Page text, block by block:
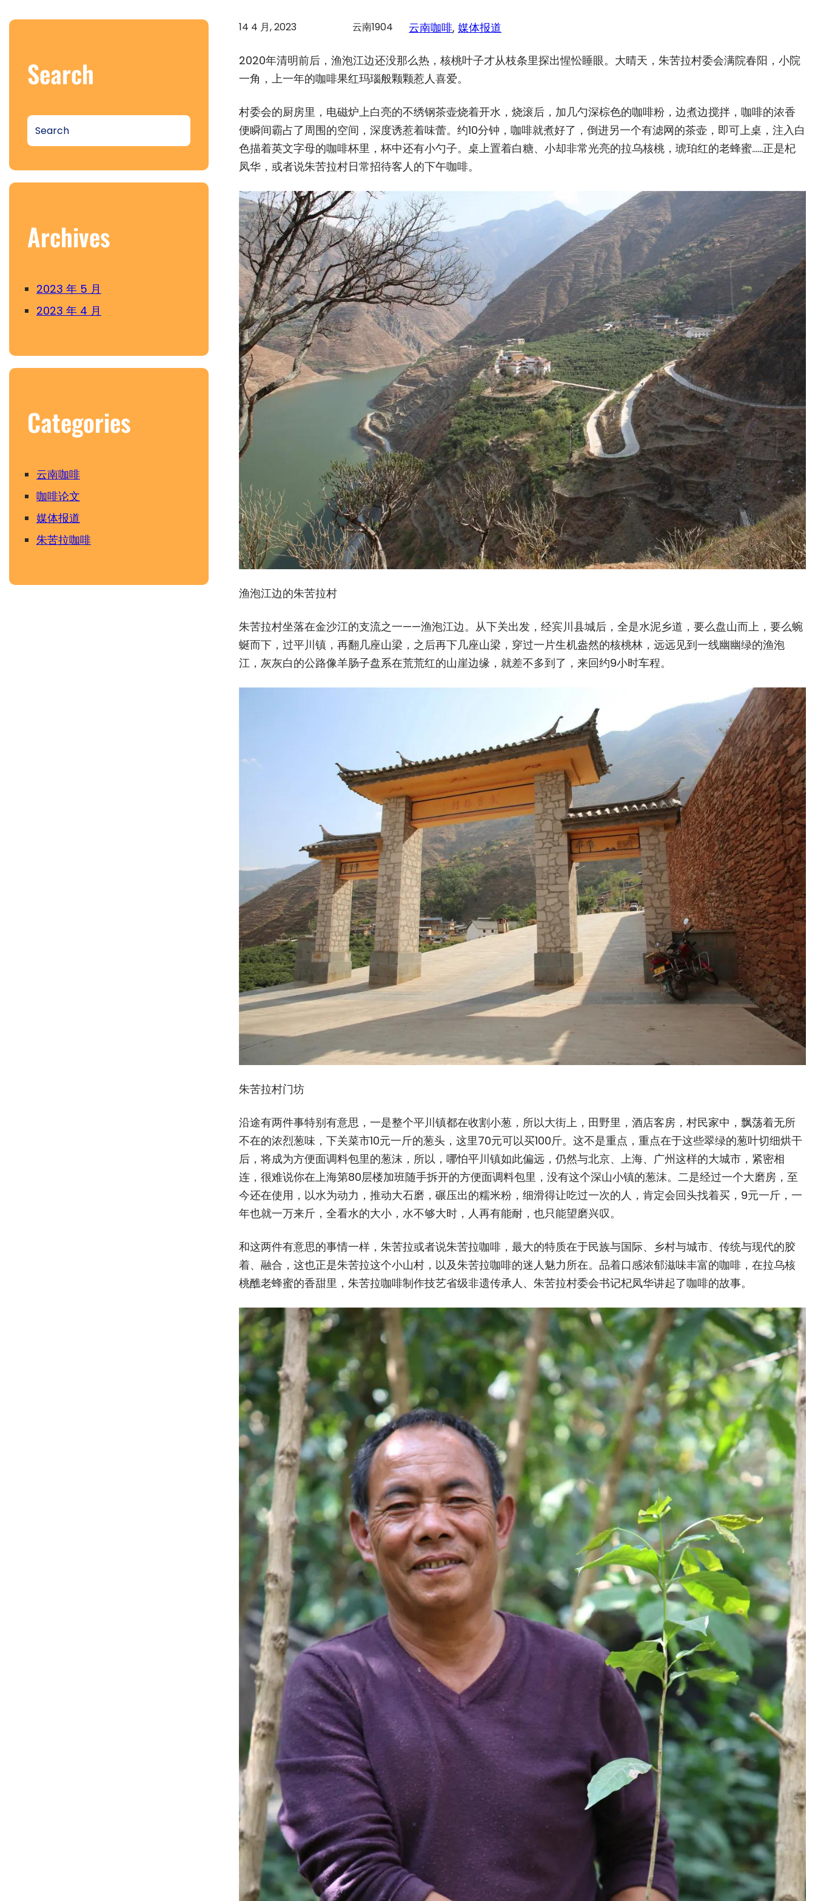
Search
S
r
c
Archives
2023 年 5 月
2023 年 4 月
Categories
云南咖啡
咖啡论文
媒体报道
朱苦拉咖啡
14 4 月, 2023 云南1904 云南咖啡, 媒体报道
2020年清明前后，渔泡江边还没那么热，核桃叶子才从枝条里探出惺忪睡眼。大晴天，朱苦拉村委会满院春阳，小院
一角，上一年的咖啡果红玛瑙般颗颗惹人喜爱。
村委会的厨房里，电磁炉上白亮的不绣钢茶壶烧着开水，烧滚后，加几勺深棕色的咖啡粉，边煮边搅拌，咖啡的浓香
便瞬间霸占了周围的空间，深度诱惹着味蕾。约10分钟，咖啡就煮好了，倒进另一个有滤网的茶壶，即可上桌，注入白
色描着英文字母的咖啡杯里，杯中还有小勺子。桌上置着白糖、小却非常光亮的拉乌核桃，琥珀红的老蜂蜜……正是杞
凤华，或者说朱苦拉村日常招待客人的下午咖啡。
渔泡江边的朱苦拉村
朱苦拉村坐落在金沙江的支流之一——渔泡江边。从下关出发，经宾川县城后，全是水泥乡道，要么盘山而上，要么蜿
蜒而下，过平川镇，再翻几座山梁，之后再下几座山梁，穿过一片生机盎然的核桃林，远远见到一线幽幽绿的渔泡
江，灰灰白的公路像羊肠子盘系在荒荒红的山崖边缘，就差不多到了，来回约9小时车程。
朱苦拉村门坊
沿途有两件事特别有意思，一是整个平川镇都在收割小葱，所以大街上，田野里，酒店客房，村民家中，飘荡着无所
不在的浓烈葱味，下关菜市10元一斤的葱头，这里70元可以买100斤。这不是重点，重点在于这些翠绿的葱叶切细烘干
后，将成为方便面调料包里的葱沫，所以，哪怕平川镇如此偏远，仍然与北京、上海、广州这样的大城市，紧密相
连，很难说你在上海第80层楼加班随手拆开的方便面调料包里，没有这个深山小镇的葱沫。二是经过一个大磨房，至
今还在使用，以水为动力，推动大石磨，碾压出的糯米粉，细滑得让吃过一次的人，肯定会回头找着买，9元一斤，一
年也就一万来斤，全看水的大小，水不够大时，人再有能耐，也只能望磨兴叹。
和这两件有意思的事情一样，朱苦拉或者说朱苦拉咖啡，最大的特质在于民族与国际、乡村与城市、传统与现代的胶
着、融合，这也正是朱苦拉这个小山村，以及朱苦拉咖啡的迷人魅力所在。品着口感浓郁滋味丰富的咖啡，在拉乌核
桃醮老蜂蜜的香甜里，朱苦拉咖啡制作技艺省级非遗传承人、朱苦拉村委会书记杞凤华讲起了咖啡的故事。